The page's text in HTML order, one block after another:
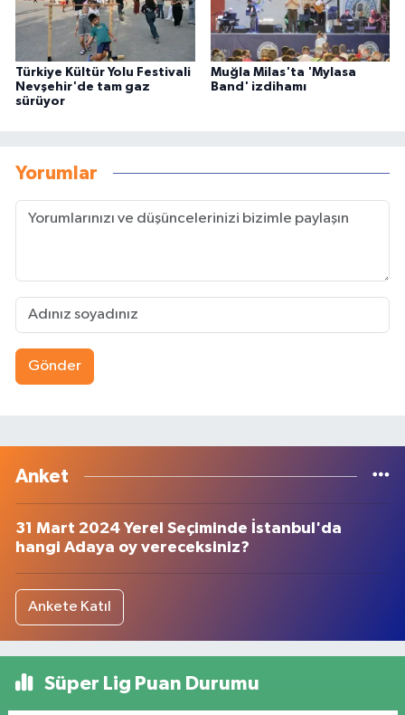
Türkiye Kültür Yolu Festivali
Nevşehir'de tam gaz
sürüyor
Muğla Milas'ta 'Mylasa
Band' izdihamı
Yorumlar
Gönder
Anket
31 Mart 2024 Yerel Seçiminde İstanbul'da
hangi Adaya oy vereceksiniz?
Ankete Katıl
Süper Lig Puan Durumu